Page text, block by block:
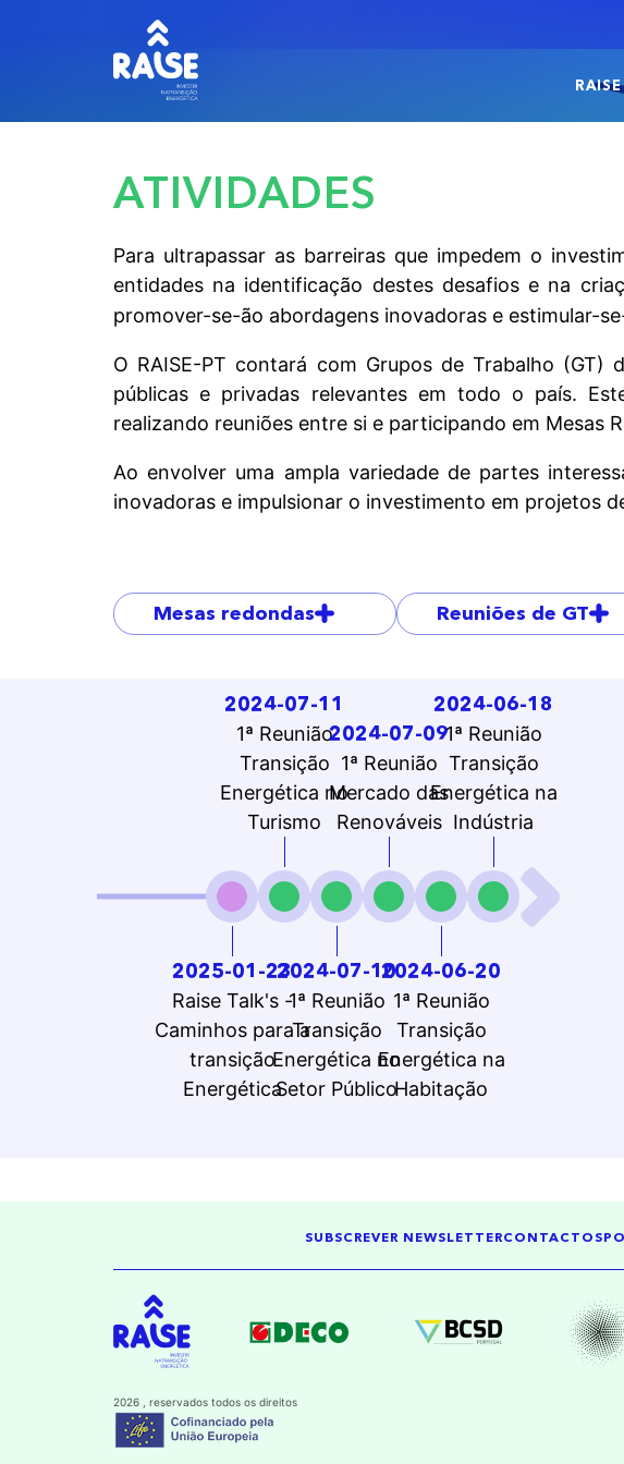
RAISE
ATIVIDADES
Para ultrapassar as barreiras que impedem o
entidades na identificação destes desafios e na
promover-se-ão abordagens inovadoras e estimular-
O RAISE-PT contará com Grupos de Trabalho
públicas e privadas relevantes em todo o país.
realizando reuniões entre si e participando em Mesas
Ao envolver uma ampla variedade de partes
inovadoras e impulsionar o investimento em projetos
Mesas redondas Reuniões de GT
2025-01-23
Raise Talk's -
Caminhos para a
transição
Energética
2024-07-11
1ª Reunião
Transição
Energética no
Turismo
2024-07-10
1ª Reunião
Transição
Energética no
Setor Público
2024-07-09
1ª Reunião
Mercado das
Renováveis
2024-06-20
1ª Reunião
Transição
Energética na
Habitação
2024-06-18
1ª Reunião
Transição
Energética na
Indústria
SUBSCREVER NEWSLETTERCONTACTOS
2026 , reservados todos os direitos